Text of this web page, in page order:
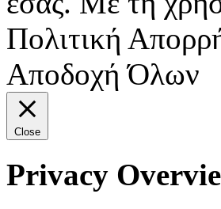
Πολιτική
Αποδοχή Όλων
Close
Privacy